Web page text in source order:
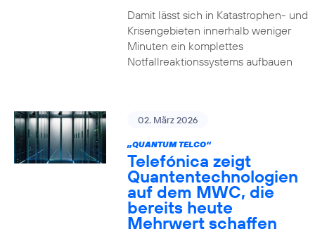
Damit lässt sich in Katastrophen- und
Krisengebieten innerhalb weniger
Minuten ein komplettes
Notfallreaktionssystems aufbauen
02. März 2026
„QUANTUM TELCO“
Telefónica zeigt
Quanten­technologien
auf dem MWC, die
bereits heute
Mehrwert schaffen